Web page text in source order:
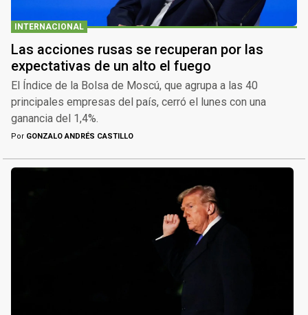
INTERNACIONAL
Las acciones rusas se recuperan por las
expectativas de un alto el fuego
El Índice de la Bolsa de Moscú, que agrupa a las 40
principales empresas del país, cerró el lunes con una
ganancia del 1,4%.
Por GONZALO ANDRÉS CASTILLO